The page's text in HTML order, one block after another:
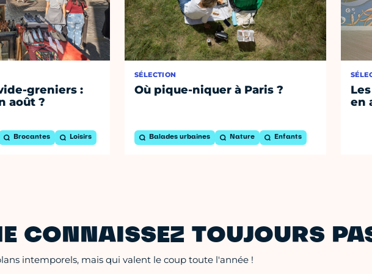
greniers :
août ?
Brocantes Loisirs
SÉLECTION
Où pique-niquer à Paris ?
Balades urbaines Nature Enfants
en
CONNAISSEZ TOUJOURS
intemporels, mais qui valent le coup toute l'année !